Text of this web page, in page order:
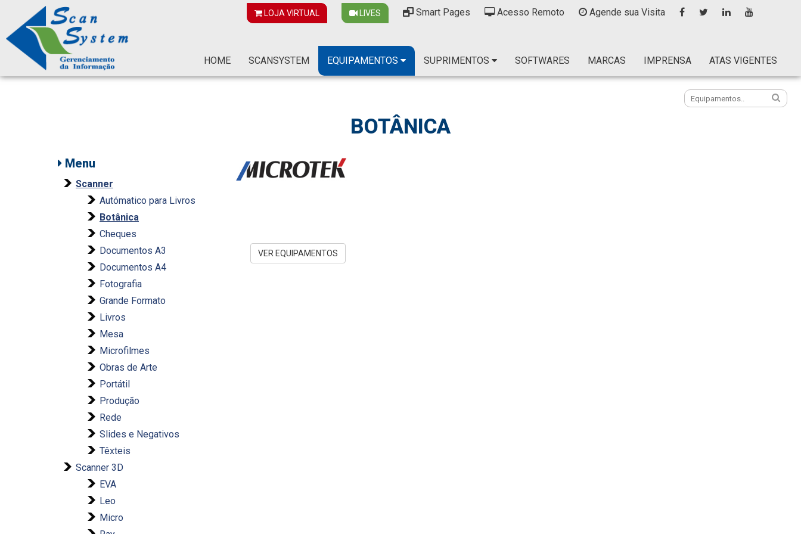
LOJA VIRTUAL LIVES Smart Pages Acesso Remoto Agende sua Visita
HOME SCANSYSTEM EQUIPAMENTOS SUPRIMENTOS SOFTWARES MARCAS IMPRENSA ATAS VIGENTES
BOTÂNICA
Menu
Scanner
Autómatico para Livros
Botânica
Cheques
Documentos A3
Documentos A4
Fotografia
Grande Formato
Livros
Mesa
Microfilmes
Obras de Arte
Portátil
Produção
Rede
Slides e Negativos
Têxteis
Scanner 3D
EVA
Leo
Micro
VER EQUIPAMENTOS